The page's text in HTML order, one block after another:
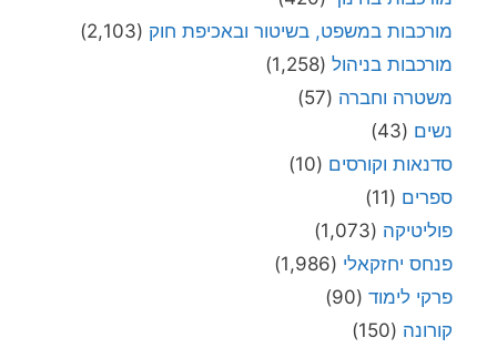
מורכבות במשפט, בשיטור ובאכיפת חוק (2,103)
מורכבות בניהול (1,258)
משטרה וחברה (57)
נשים (43)
סדנאות וקורסים (10)
ספרים (11)
פוליטיקה (1,073)
פנחס יחזקאלי (1,986)
פרקי לימוד (90)
קורונה (150)